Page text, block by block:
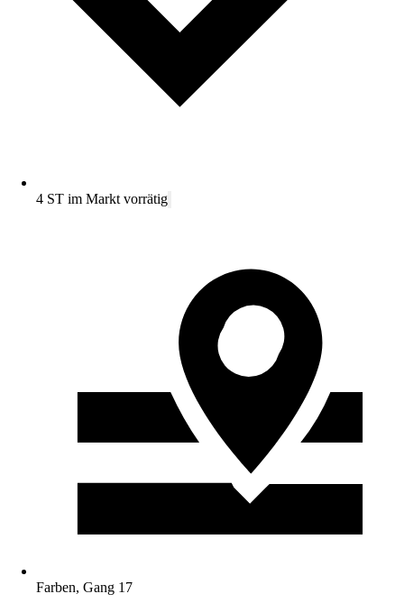
4 ST im Markt vorrätig
Farben, Gang 17